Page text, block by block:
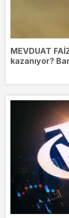
MEVDUAT
kazanıyor?